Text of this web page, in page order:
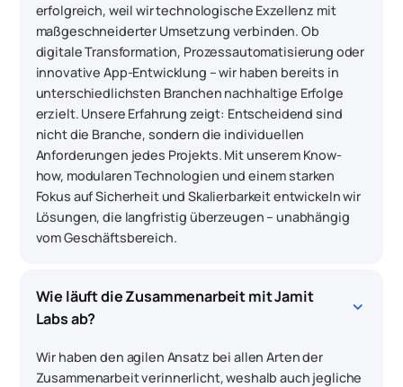
erfolgreich, weil wir technologische Exzellenz mit
maßgeschneiderter Umsetzung verbinden. Ob
digitale Transformation, Prozessautomatisierung oder
innovative App-Entwicklung – wir haben bereits in
unterschiedlichsten Branchen nachhaltige Erfolge
erzielt. Unsere Erfahrung zeigt: Entscheidend sind
nicht die Branche, sondern die individuellen
Anforderungen jedes Projekts. Mit unserem Know-
how, modularen Technologien und einem starken
Fokus auf Sicherheit und Skalierbarkeit entwickeln wir
Lösungen, die langfristig überzeugen – unabhängig
vom Geschäftsbereich.
Wie läuft die Zusammenarbeit mit Jamit
Labs ab?
keyboard_arrow_down
Wir haben den agilen Ansatz bei allen Arten der
Zusammenarbeit verinnerlicht, weshalb auch jegliche